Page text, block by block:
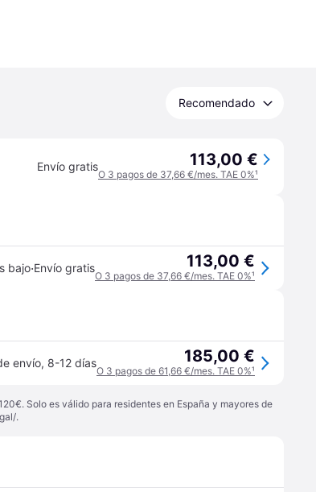
Recomendado
Envío gratis 113,00 €
O 3 pagos de 37,66 €/mes. TAE 0%¹
bajo·Envío gratis 113,00 €
O 3 pagos de 37,66 €/mes. TAE 0%¹
envío, 8-12 días 185,00 €
O 3 pagos de 61,66 €/mes. TAE 0%¹
Solo es válido para residentes en España y mayores de
.